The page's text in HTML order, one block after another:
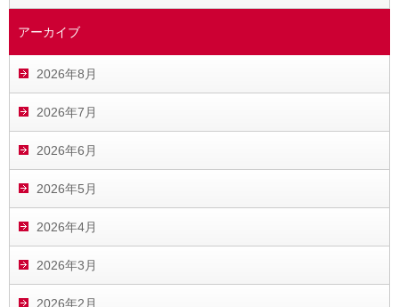
アーカイブ
2026年8月
2026年7月
2026年6月
2026年5月
2026年4月
2026年3月
2026年2月